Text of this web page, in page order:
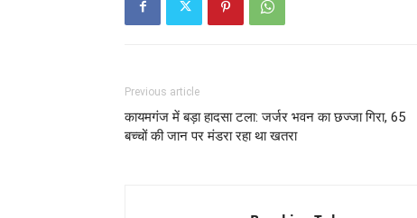
Previous article
कायमगंज में बड़ा हादसा टला: जर्जर भवन का छज्जा गिरा, 65
बच्चों की जान पर मंडरा रहा था खतरा